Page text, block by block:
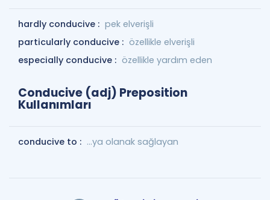
hardly conducive : pek elverişli
particularly conducive : özellikle elverişli
especially conducive : özellikle yardım eden
Conducive (adj) Preposition
Kullanımları
conducive to : ...ya olanak sağlayan